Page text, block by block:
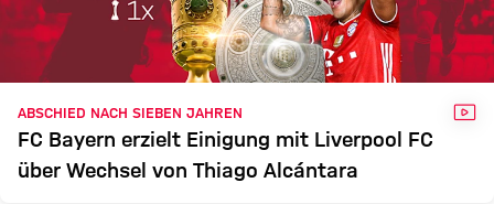
ABSCHIED NACH SIEBEN JAHREN
FC Bayern erzielt Einigung mit Liverpool FC
über Wechsel von Thiago Alcántara